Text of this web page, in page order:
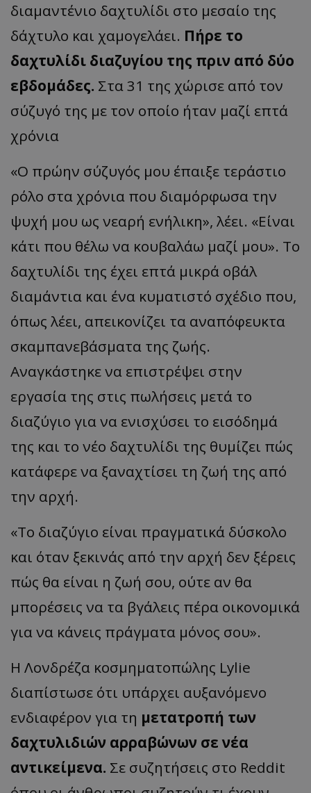
διαμαντένιο δαχτυλίδι στο μεσαίο της
δάχτυλο και χαμογελάει. Πήρε το
δαχτυλίδι διαζυγίου της πριν από δύο
εβδομάδες. Στα 31 της χώρισε από τον
σύζυγό της με τον οποίο ήταν μαζί επτά
χρόνια
«Ο πρώην σύζυγός μου έπαιξε τεράστιο
ρόλο στα χρόνια που διαμόρφωσα την
ψυχή μου ως νεαρή ενήλικη», λέει. «Είναι
κάτι που θέλω να κουβαλάω μαζί μου». Το
δαχτυλίδι της έχει επτά μικρά οβάλ
διαμάντια και ένα κυματιστό σχέδιο που,
όπως λέει, απεικονίζει τα αναπόφευκτα
σκαμπανεβάσματα της ζωής.
Αναγκάστηκε να επιστρέψει στην
εργασία της στις πωλήσεις μετά το
διαζύγιο για να ενισχύσει το εισόδημά
της και το νέο δαχτυλίδι της θυμίζει πώς
κατάφερε να ξαναχτίσει τη ζωή της από
την αρχή.
«Το διαζύγιο είναι πραγματικά δύσκολο
και όταν ξεκινάς από την αρχή δεν ξέρεις
πώς θα είναι η ζωή σου, ούτε αν θα
μπορέσεις να τα βγάλεις πέρα ​​οικονομικά
για να κάνεις πράγματα μόνος σου».
Η Λονδρέζα κοσμηματοπώλης Lylie
διαπίστωσε ότι υπάρχει αυξανόμενο
ενδιαφέρον για τη μετατροπή των
δαχτυλιδιών αρραβώνων σε νέα
αντικείμενα. Σε συζητήσεις στο Reddit